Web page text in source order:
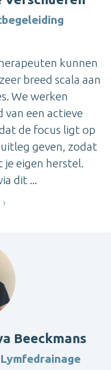
kunnen
breed scala aan
We werken
van een actieve
de focus ligt op
geven, zodat
je eigen herstel.
dit ...
Beeckmans